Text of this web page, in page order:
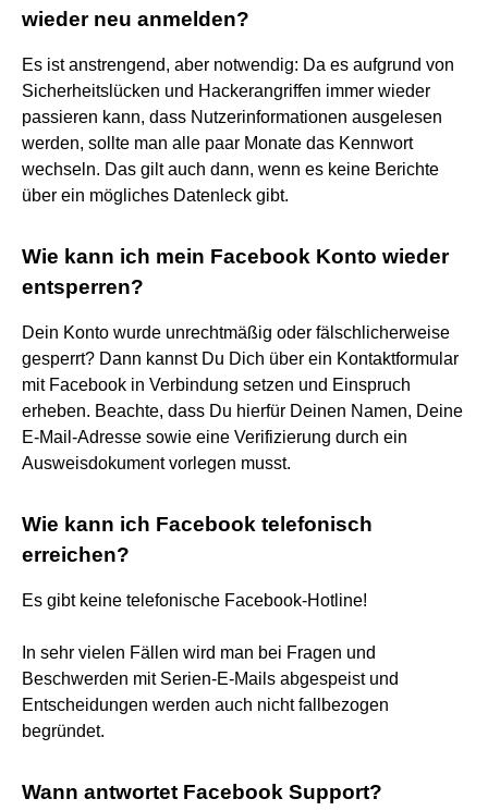
wieder neu anmelden?
Es ist anstrengend, aber notwendig: Da es aufgrund von
Sicherheitslücken und Hackerangriffen immer wieder
passieren kann, dass Nutzerinformationen ausgelesen
werden, sollte man alle paar Monate das Kennwort
wechseln. Das gilt auch dann, wenn es keine Berichte
über ein mögliches Datenleck gibt.
Wie kann ich mein Facebook Konto wieder
entsperren?
Dein Konto wurde unrechtmäßig oder fälschlicherweise
gesperrt? Dann kannst Du Dich über ein Kontaktformular
mit Facebook in Verbindung setzen und Einspruch
erheben. Beachte, dass Du hierfür Deinen Namen, Deine
E-Mail-Adresse sowie eine Verifizierung durch ein
Ausweisdokument vorlegen musst.
Wie kann ich Facebook telefonisch
erreichen?
Es gibt keine telefonische Facebook-Hotline!
In sehr vielen Fällen wird man bei Fragen und
Beschwerden mit Serien-E-Mails abgespeist und
Entscheidungen werden auch nicht fallbezogen
begründet.
Wann antwortet Facebook Support?